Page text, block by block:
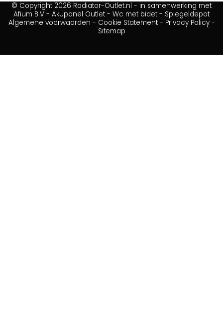
© Copyright 2026 Radiator-Outlet.nl - in samenwerking met
Afium B.V - Akupanel Outlet - Wc met bidet - Spiegeldepot
Algemene voorwaarden - Cookie Statement- Privacy Policy-
Sitemap